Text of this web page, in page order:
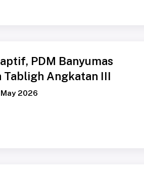
PDM Banyumas
Tabligh Angkatan III
2026